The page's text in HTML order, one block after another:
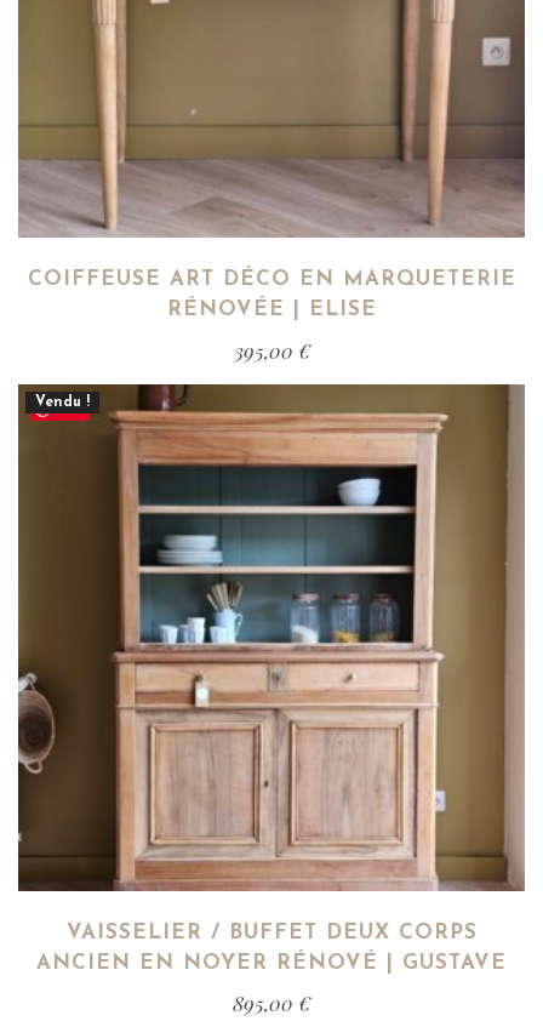
COIFFEUSE ART DÉCO EN MARQUETERIE
RÉNOVÉE | ELISE
395,00 €
Save
Vendu !
VAISSELIER / BUFFET DEUX CORPS
ANCIEN EN NOYER RÉNOVÉ | GUSTAVE
895,00 €